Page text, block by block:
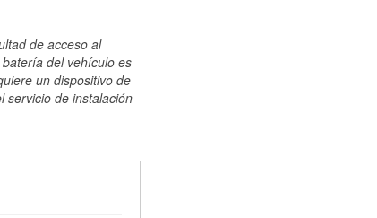
de acceso al
del vehículo es
un dispositivo de
servicio de instalación